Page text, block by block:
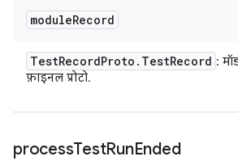
moduleRecord
TestRecordProto . TestRecord :
फ़ाइनल प्रोटो.
processTestRunEnded